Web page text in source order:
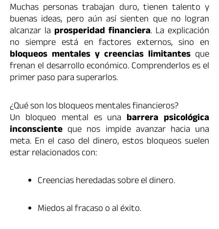
Muchas personas trabajan duro, tienen talento y
buenas ideas, pero aún así sienten que no logran
alcanzar la prosperidad financiera. La explicación
no siempre está en factores externos, sino en
bloqueos mentales y creencias limitantes que
frenan el desarrollo económico. Comprenderlos es el
primer paso para superarlos.
¿Qué son los bloqueos mentales financieros?
Un bloqueo mental es una barrera psicológica
inconsciente que nos impide avanzar hacia una
meta. En el caso del dinero, estos bloqueos suelen
estar relacionados con:
Creencias heredadas sobre el dinero.
Miedos al fracaso o al éxito.